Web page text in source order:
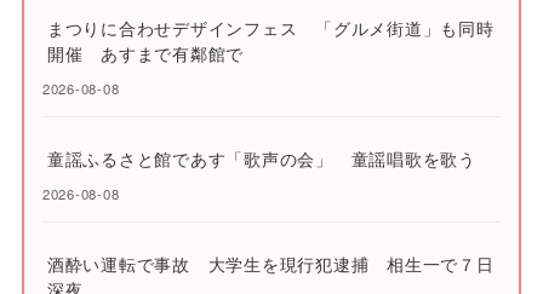
まつりに合わせデザインフェス 「グルメ街道」も同時
開催 あすまで有鄰館で
2026-08-08
童謡ふるさと館であす「歌声の会」 童謡唱歌を歌う
2026-08-08
酒酔い運転で事故 大学生を現行犯逮捕 相生一で７日